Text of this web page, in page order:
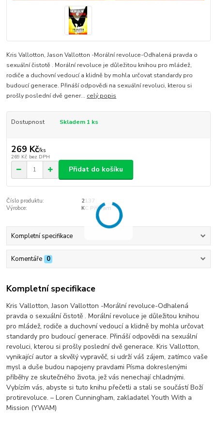
Kris Vallotton, Jason Vallotton -Morální revoluce-Odhalená pravda o
sexuální čistotě . Morální revoluce je důležitou knihou pro mládež,
rodiče a duchovní vedoucí a klidně by mohla určovat standardy pro
budoucí generace. Přináší odpovědi na sexuální revoluci, kterou si
prošly poslední dvě gener... celý popis
Dostupnost Skladem 1 ks
269 Kč/ks
269 Kč bez DPH
Přidat do košíku
Číslo produktu:
2137
Výrobce:
KC Příbram
Kompletní specifikace
Komentáře 0
Kompletní specifikace
Kris Vallotton, Jason Vallotton -Morální revoluce-Odhalená
pravda o sexuální čistotě . Morální revoluce je důležitou knihou
pro mládež, rodiče a duchovní vedoucí a klidně by mohla určovat
standardy pro budoucí generace. Přináší odpovědi na sexuální
revoluci, kterou si prošly poslední dvě generace. Kris Vallotton,
vynikající autor a skvělý vypravěč, si udrží váš zájem, zatímco vaše
mysl a duše budou napojeny pravdami Písma dokreslenými
příběhy ze skutečného života, jež vás nenechají chladnými.
Vybízím vás, abyste si tuto knihu přečetli a stali se součástí Boží
protirevoluce. – Loren Cunningham, zakladatel Youth With a
Mission (YWAM)